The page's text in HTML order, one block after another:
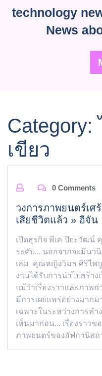
technology
News
Category:
เขียว
0 Comments
วงการภาพยนตร์เศ
เสียชีวิตแล้ว » อีจัน
เปิดธุรกิจ พีเค ปิยะวัฒน์
ระดับ... นอกจากจะมีนว
เล่ม คุณหญิงวิมล ศิริไพบู
งานได้รับการนำไปสร้า
แม้ว่าเรื่องราวและภาพ
มีการเผยแพร่อย่างมาก
เฉพาะในระหว่างการท
เห็นมาก่อน... เรื่องราว
ภาพยนตร์ของอัฟกานิส